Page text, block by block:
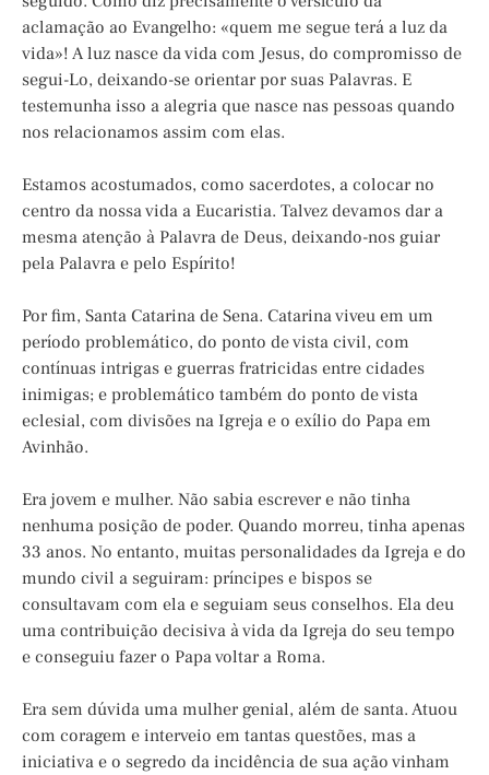
aclamação ao Evangelho: «quem me segue terá a luz da
vida»! A luz nasce da vida com Jesus, do compromisso de
segui-Lo, deixando-se orientar por suas Palavras. E
testemunha isso a alegria que nasce nas pessoas quando
nos relacionamos assim com elas.
Estamos acostumados, como sacerdotes, a colocar no
centro da nossa vida a Eucaristia. Talvez devamos dar a
mesma atenção à Palavra de Deus, deixando-nos guiar
pela Palavra e pelo Espírito!
Por fim, Santa Catarina de Sena. Catarina viveu em um
período problemático, do ponto de vista civil, com
contínuas intrigas e guerras fratricidas entre cidades
inimigas; e problemático também do ponto de vista
eclesial, com divisões na Igreja e o exílio do Papa em
Avinhão.
Era jovem e mulher. Não sabia escrever e não tinha
nenhuma posição de poder. Quando morreu, tinha apenas
33 anos. No entanto, muitas personalidades da Igreja e do
mundo civil a seguiram: príncipes e bispos se
consultavam com ela e seguiam seus conselhos. Ela deu
uma contribuição decisiva à vida da Igreja do seu tempo
e conseguiu fazer o Papa voltar a Roma.
Era sem dúvida uma mulher genial, além de santa. Atuou
com coragem e interveio em tantas questões, mas a
iniciativa e o segredo da incidência de sua ação vinham